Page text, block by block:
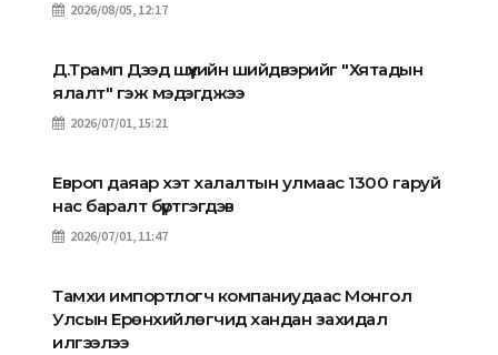
2026/08/05, 12:17
Д.Трамп Дээд шүүхийн шийдвэрийг "Хятадын
ялалт" гэж мэдэгджээ
2026/07/01, 15:21
Европ даяар хэт халалтын улмаас 1300 гаруй
нас баралт бүртгэгдэв
2026/07/01, 11:47
Тамхи импортлогч компаниудаас Монгол
Улсын Ерөнхийлөгчид хандан захидал
илгээлээ